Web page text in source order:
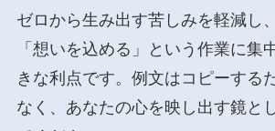
ゼロから生み出す苦しみを軽減し
「想いを込める」という作業に集
きな利点です。例文はコピーする
なく、あなたの心を映し出す鏡と